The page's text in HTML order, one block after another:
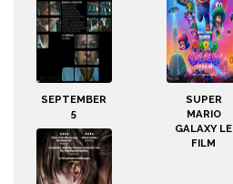
SEPTEMBER
5
SUPER
MARIO
GALAXY LE
FILM